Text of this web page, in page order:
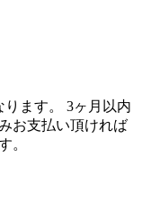
ます。 3ヶ月以内
お支払い頂ければ
。